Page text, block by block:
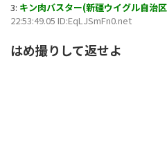
3: キン肉バスター(新疆ウイグル自治
22:53:49.05 ID:EqLJSmFn0.net
はめ撮りして返せよ